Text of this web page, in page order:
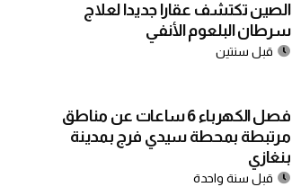
الصين تكتشف عقارا جديدا لعلاج
سرطان البلعوم الأنفي
قبل سنتين
فصل الكهرباء 6 ساعات عن مناطق
مرتبطة بمحطة سيدي فرج بمدينة
بنغازي
قبل سنة واحدة